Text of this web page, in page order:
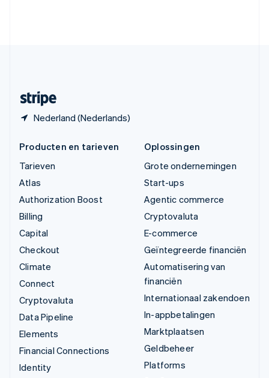
Nederland (Nederlands)
Producten en tarieven
Tarieven
Atlas
Authorization Boost
Billing
Capital
Checkout
Climate
Connect
Cryptovaluta
Data Pipeline
Elements
Financial Connections
Identity
Oplossingen
Grote ondernemingen
Start-ups
Agentic commerce
Cryptovaluta
E-commerce
Geïntegreerde financiën
Automatisering van
financiën
Internationaal zakendoen
In-appbetalingen
Marktplaatsen
Geldbeheer
Platforms